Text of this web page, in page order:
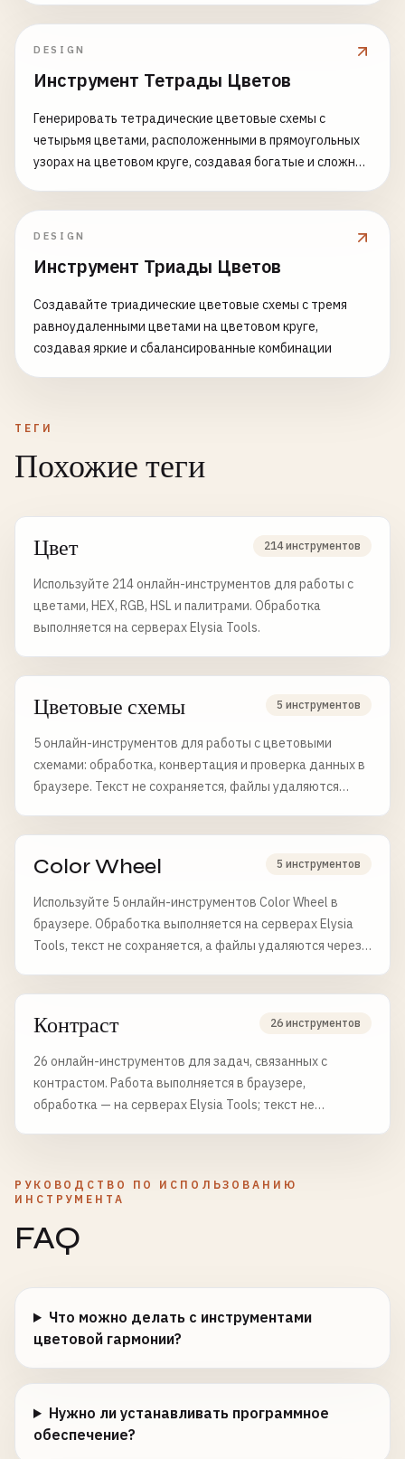
DESIGN
Инструмент Тетрады Цветов
Генерировать тетрадические цветовые схемы с
четырьмя цветами, расположенными в прямоугольных
узорах на цветовом круге, создавая богатые и сложные
DESIGN
Инструмент Триады Цветов
Создавайте триадические цветовые схемы с тремя
равноудаленными цветами на цветовом круге,
создавая яркие и сбалансированные комбинации
ТЕГИ
Похожие теги
Цвет 214 инструментов
Используйте 214 онлайн-инструментов для работы с
цветами, HEX, RGB, HSL и палитрами. Обработка
выполняется на серверах Elysia Tools.
Цветовые схемы 5 инструментов
5 онлайн-инструментов для работы с цветовыми
схемами: обработка, конвертация и проверка данных в
браузере. Текст не сохраняется, файлы удаляются
Color Wheel 5 инструментов
Используйте 5 онлайн-инструментов Color Wheel в
браузере. Обработка выполняется на серверах Elysia
Tools, текст не сохраняется, а файлы удаляются через 6
Контраст 26 инструментов
26 онлайн-инструментов для задач, связанных с
контрастом. Работа выполняется в браузере,
обработка — на серверах Elysia Tools; текст не
РУКОВОДСТВО ПО ИСПОЛЬЗОВАНИЮ
ИНСТРУМЕНТА
FAQ
Что можно делать с инструментами
цветовой гармонии?
Нужно ли устанавливать программное
обеспечение?